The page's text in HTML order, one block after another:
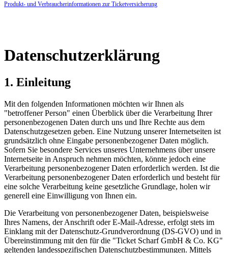
Produkt- und Verbraucherinformationen zur Ticketversicherung
Datenschutzerklärung
1. Einleitung
Mit den folgenden Informationen möchten wir Ihnen als
"betroffener Person" einen Überblick über die Verarbeitung Ihrer
personenbezogenen Daten durch uns und Ihre Rechte aus dem
Datenschutzgesetzen geben. Eine Nutzung unserer Internetseiten ist
grundsätzlich ohne Eingabe personenbezogener Daten möglich.
Sofern Sie besondere Services unseres Unternehmens über unsere
Internetseite in Anspruch nehmen möchten, könnte jedoch eine
Verarbeitung personenbezogener Daten erforderlich werden. Ist die
Verarbeitung personenbezogener Daten erforderlich und besteht für
eine solche Verarbeitung keine gesetzliche Grundlage, holen wir
generell eine Einwilligung von Ihnen ein.
Die Verarbeitung von personenbezogener Daten, beispielsweise
Ihres Namens, der Anschrift oder E-Mail-Adresse, erfolgt stets im
Einklang mit der Datenschutz-Grundverordnung (DS-GVO) und in
Übereinstimmung mit den für die "Ticket Scharf GmbH & Co. KG"
geltenden landesspezifischen Datenschutzbestimmungen. Mittels